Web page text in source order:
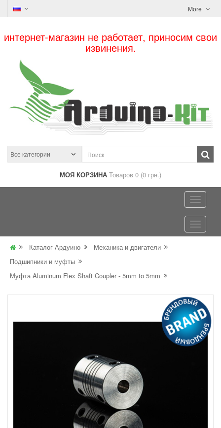
More
интернет-магазин не работает, приносим свои
извинения.
МОЯ КОРЗИНА Товаров 0 (0 грн.)
Каталог Ардуино
Механика и двигатели
Подшипники и муфты
Муфта Aluminum Flex Shaft Coupler - 5mm to 5mm